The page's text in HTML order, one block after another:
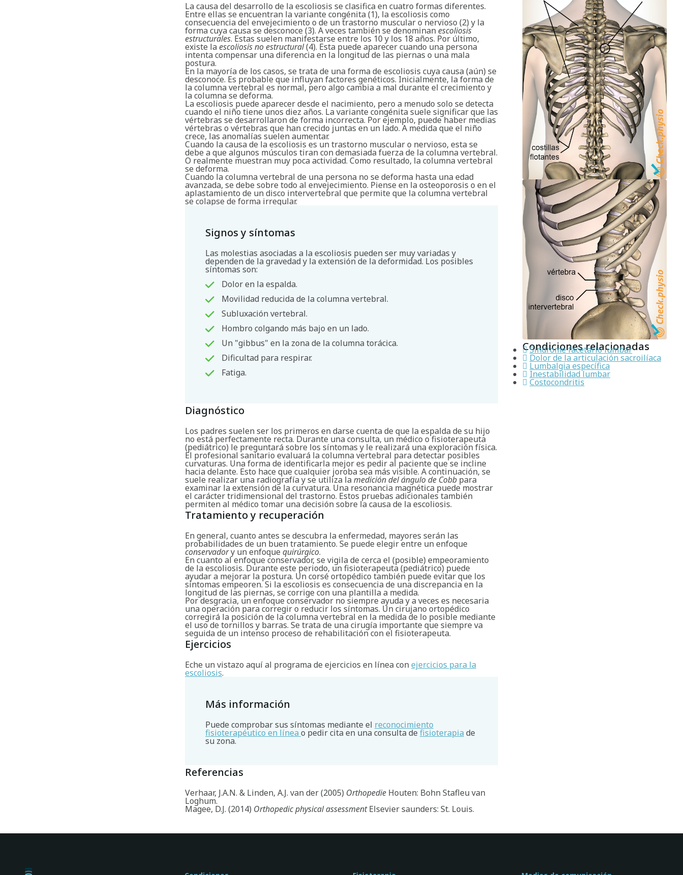
Buscar
La causa del desarrollo de la escoliosis se clasifica en cuatro formas diferentes.
Entre ellas se encuentran la variante congénita (1), la escoliosis como
consecuencia del envejecimiento o de un trastorno muscular o nervioso (2) y la
forma cuya causa se desconoce (3). A veces también se denominan escoliosis
estructurales. Estas suelen manifestarse entre los 10 y los 18 años. Por último,
existe la escoliosis no estructural(4). Esta puede aparecer cuando una persona
intenta compensar una diferencia en la longitud de las piernas o una mala
postura.
En la mayoría de los casos, se trata de una forma de escoliosis cuya causa (aún) se
desconoce. Es probable que influyan factores genéticos. Inicialmente, la forma de
la columna vertebral es normal, pero algo cambia a mal durante el crecimiento y
la columna se deforma.
La escoliosis puede aparecer desde el nacimiento, pero a menudo solo se detecta
cuando el niño tiene unos diez años. La variante congénita suele significar que las
vértebras se desarrollaron de forma incorrecta. Por ejemplo, puede haber medias
vértebras o vértebras que han crecido juntas en un lado. A medida que el niño
crece, las anomalías suelen aumentar.
Cuando la causa de la escoliosis es un trastorno muscular o nervioso, esta se
debe a que algunos músculos tiran con demasiada fuerza de la columna vertebral.
O realmente muestran muy poca actividad. Como resultado, la columna vertebral
se deforma.
Cuando la columna vertebral de una persona no se deforma hasta una edad
avanzada, se debe sobre todo al envejecimiento. Piense en la osteoporosis o en el
aplastamiento de un disco intervertebral que permite que la columna vertebral
se colapse de forma irregular.
Signos y síntomas
Las molestias asociadas a la escoliosis pueden ser muy variadas y
dependen de la gravedad y la extensión de la deformidad. Los posibles
síntomas son:
Dolor en la espalda.
Movilidad reducida de la columna vertebral.
Subluxación vertebral.
Hombro colgando más bajo en un lado.
Un "gibbus" en la zona de la columna torácica.
Dificultad para respirar.
Fatiga.
Diagnóstico
Los padres suelen ser los primeros en darse cuenta de que la espalda de su hijo
no está perfectamente recta. Durante una consulta, un médico o fisioterapeuta
(pediátrico) le preguntará sobre los síntomas y le realizará una exploración física.
El profesional sanitario evaluará la columna vertebral para detectar posibles
curvaturas. Una forma de identificarla mejor es pedir al paciente que se incline
hacia delante. Esto hace que cualquier joroba sea más visible. A continuación, se
suele realizar una radiografía y se utiliza la medición del ángulo de Cobb para
examinar la extensión de la curvatura. Una resonancia magnética puede mostrar
el carácter tridimensional del trastorno. Estos pruebas adicionales también
permiten al médico tomar una decisión sobre la causa de la escoliosis.
Tratamiento y recuperación
En general, cuanto antes se descubra la enfermedad, mayores serán las
probabilidades de un buen tratamiento. Se puede elegir entre un enfoque
conservadory un enfoque quirúrgico.
En cuanto al enfoque conservador, se vigila de cerca el (posible) empeoramiento
de la escoliosis. Durante este periodo, un fisioterapeuta (pediátrico) puede
ayudar a mejorar la postura. Un corsé ortopédico también puede evitar que los
síntomas empeoren. Si la escoliosis es consecuencia de una discrepancia en la
longitud de las piernas, se corrige con una plantilla a medida.
Por desgracia, un enfoque conservador no siempre ayuda y a veces es necesaria
una operación para corregir o reducir los síntomas. Un cirujano ortopédico
corregirá la posición de la columna vertebral en la medida de lo posible mediante
el uso de tornillos y barras. Se trata de una cirugía importante que siempre va
seguida de un intenso proceso de rehabilitación con el fisioterapeuta.
Ejercicios
Eche un vistazo aquí al programa de ejercicios en línea con ejercicios para la
escoliosis.
Más información
Puede comprobar sus síntomas mediante el reconocimiento
fisioterapéutico en línea o pedir cita en una consulta de fisioterapia de
su zona.
Referencias
Verhaar, J.A.N. & Linden, A.J. van der (2005) Orthopedie Houten: Bohn Stafleu van
Loghum.
Magee, D.J. (2014) Orthopedic physical assessmentElsevier saunders: St. Louis.
Condiciones relacionadas
Síndrome facetario lumbar
Dolor de la articulación sacroilíaca
Lumbalgia específica
Inestabilidad lumbar
Costocondritis